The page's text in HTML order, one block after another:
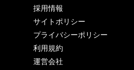
採用情報
サイトポリシー
プライバシーポリシー
利用規約
運営会社